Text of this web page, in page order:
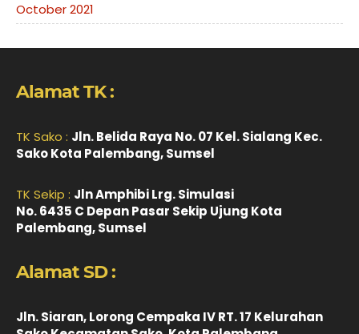
October 2021
Alamat TK :
TK Sako : Jln. Belida Raya No. 07 Kel. Sialang Kec.
Sako Kota Palembang, Sumsel
TK Sekip : Jln Amphibi Lrg. Simulasi
No. 6435 C Depan Pasar Sekip Ujung Kota
Palembang, Sumsel
Alamat SD :
Jln. Siaran, Lorong Cempaka IV RT. 17 Kelurahan